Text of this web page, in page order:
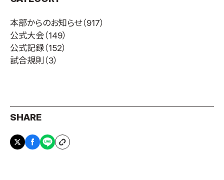
本部からのお知らせ（917）
公式大会（149）
公式記録（152）
試合規則 （3）
SHARE